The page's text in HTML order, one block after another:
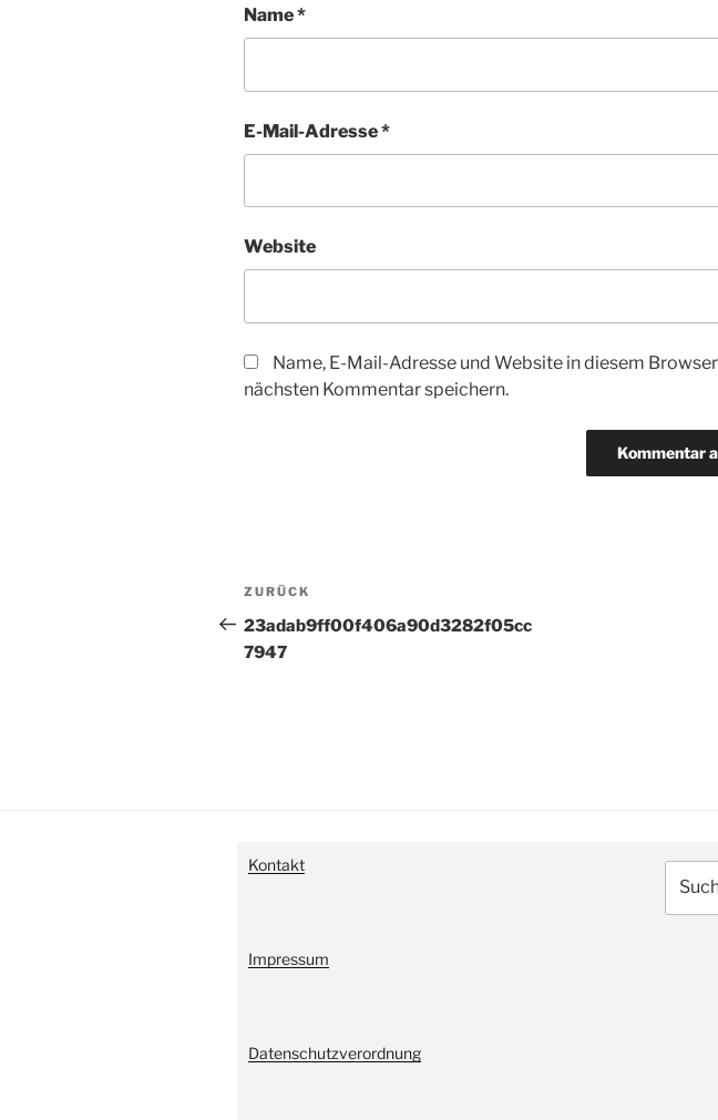
Name*
E-Mail-Adresse*
Website
Name, E-Mail-Adresse und Website in diesem
nächsten Kommentar speichern.
Beitragsnavigation
Vorheriger
Beitrag
ZURÜCK
23adab9ff00f406a90d3282f05cc
7947
Kontakt
Impressum
Datenschutzverordnung
nach: